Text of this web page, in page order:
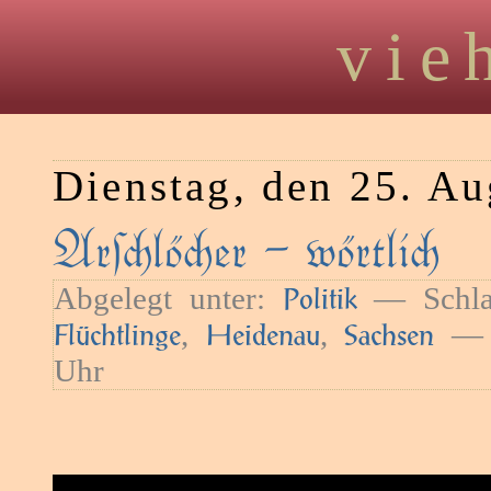
Dienstag, den 25.
Arlöer – wörtli
Abgelegt unter: Politik—
Flüchtlinge, Heidenau, Sachsen —
Uhr